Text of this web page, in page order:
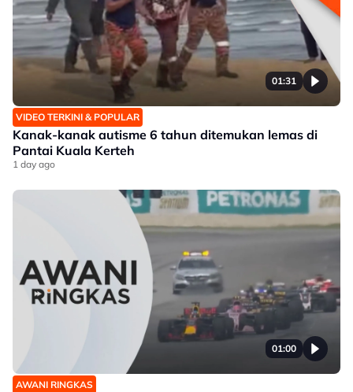
01:31
VIDEO TERKINI & POPULAR
Kanak-kanak autisme 6 tahun ditemukan lemas di
Pantai Kuala Kerteh
1 day ago
01:00
AWANI RINGKAS